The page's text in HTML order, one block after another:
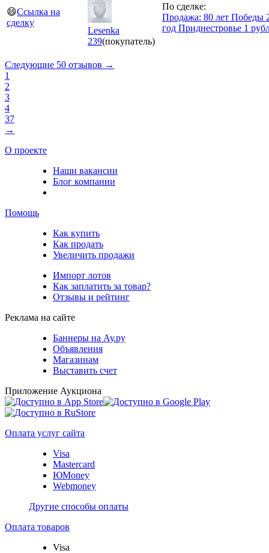
😄Ссылка на
сделку
Lesenka
239(покупатель)
По сделке:
Продажа: 80 лет Победы
год Приднестровье 1
Следующие 50 отзывов →
1
2
3
4
37
→
О проекте
Наши вакансии
Блог компании
Помощь
Как купить
Как продать
Увеличить продажи
Импорт лотов
Как заплатить за товар?
Отзывы и рейтинг
Реклама на сайте
Баннеры на Ау.ру
Объявления
Магазинам
Выставить счет
Приложение Аукциона
Оплата услуг сайта
Visa
Mastercard
ЮMoney
Webmoney
Другие способы оплаты
Оплата товаров
Visa